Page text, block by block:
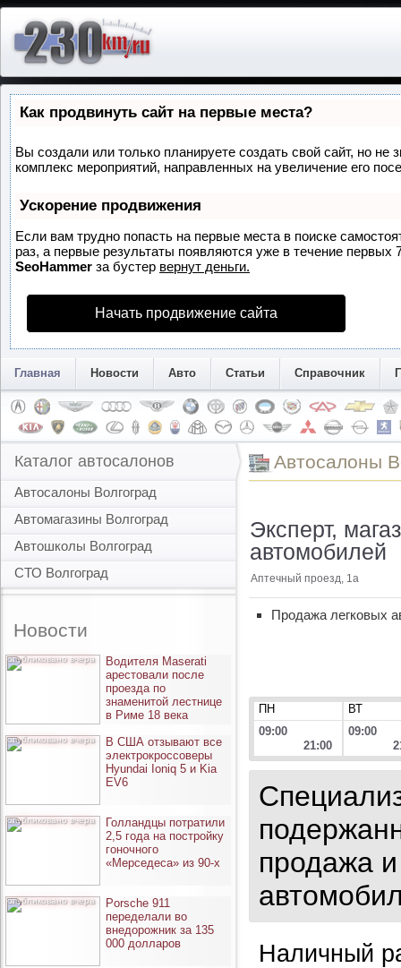
Как продвинуть сайт на первые места?
Вы создали или только планируете создать свой сайт, но
комплекс мероприятий, направленных на увеличение его
Ускорение продвижения
Если вам трудно попасть на первые места в поиске
раз, а первые результаты появляются уже в течение
SeoHammer за бустер вернут деньги.
Начать продвижение сайта
Главная Новости Авто Статьи Справочник
Каталог автосалонов
Автосалоны Волгоград
Автомагазины Волгоград
Автошколы Волгоград
СТО Волгоград
Новости
опубликовано вчера
Водителя Maserati
арестовали после
проезда по
знаменитой лестнице
в Риме 18 века
опубликовано вчера
В США отзывают все
электрокроссоверы
Hyundai Ioniq 5 и Kia
EV6
опубликовано вчера
Голландцы потратили
2,5 года на постройку
гоночного
«Мерседеса» из 90-х
опубликовано вчера
Porsche 911
переделали во
внедорожник за 135
000 долларов
Автоcалоны
Эксперт,
автомобилей
Аптечный проезд, 1а
Продажа легковых
ПН
ВТ
09:00
21:00
09:00
продажа
Наличный